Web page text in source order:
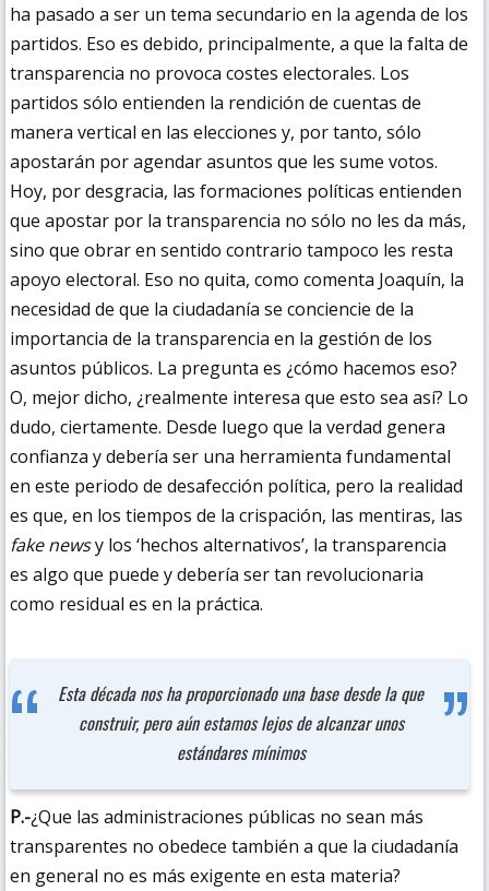
ha pasado a ser un tema secundario en la agenda de los
partidos. Eso es debido, principalmente, a que la falta de
transparencia no provoca costes electorales. Los
partidos sólo entienden la rendición de cuentas de
manera vertical en las elecciones y, por tanto, sólo
apostarán por agendar asuntos que les sume votos.
Hoy, por desgracia, las formaciones políticas entienden
que apostar por la transparencia no sólo no les da más,
sino que obrar en sentido contrario tampoco les resta
apoyo electoral. Eso no quita, como comenta Joaquín, la
necesidad de que la ciudadanía se conciencie de la
importancia de la transparencia en la gestión de los
asuntos públicos. La pregunta es ¿cómo hacemos eso?
O, mejor dicho, ¿realmente interesa que esto sea así? Lo
dudo, ciertamente. Desde luego que la verdad genera
confianza y debería ser una herramienta fundamental
en este periodo de desafección política, pero la realidad
es que, en los tiempos de la crispación, las mentiras, las
fake newsy los ‘hechos alternativos’, la transparencia
es algo que puede y debería ser tan revolucionaria
como residual es en la práctica.
Esta década nos ha proporcionado una base desde la que
construir, pero aún estamos lejos de alcanzar unos
estándares mínimos
P.-¿Que las administraciones públicas no sean más
transparentes no obedece también a que la ciudadanía
en general no es más exigente en esta materia?